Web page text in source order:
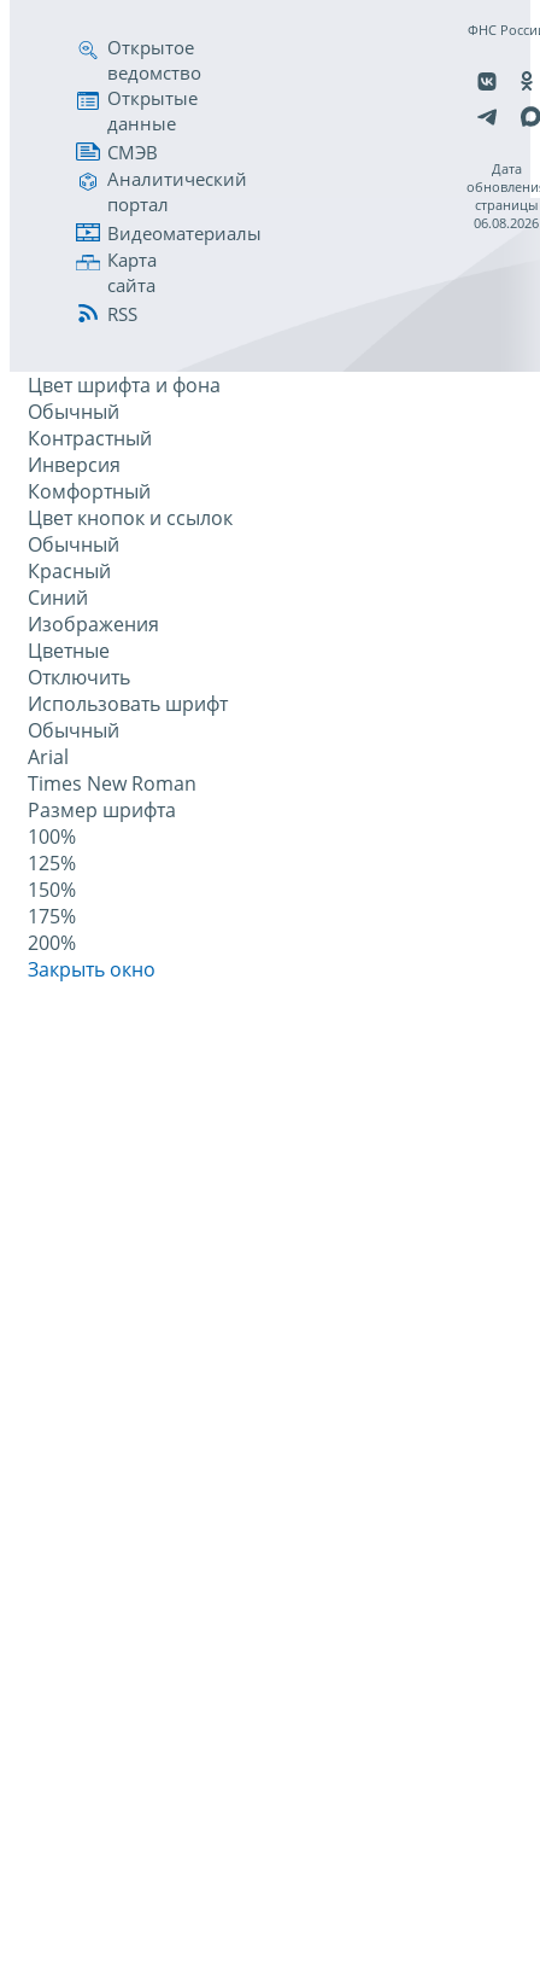
Открытое
ведомство
Открытые
данные
СМЭВ
Аналитический
портал
Видеоматериалы
Карта
сайта
RSS
ФНС
Дата
страницы
06.08.2026
Цвет шрифта и фона
Обычный
Контрастный
Инверсия
Комфортный
Цвет кнопок и ссылок
Обычный
Красный
Синий
Изображения
Цветные
Отключить
Использовать шрифт
Обычный
Arial
Times New Roman
Размер шрифта
100%
125%
150%
175%
200%
Закрыть окно